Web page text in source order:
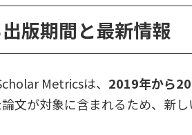
ングの確認
Metricsの包含とカバレッジ
版期間と最新情報
Metricsは、 2019年から
文が対象に含まれるため、新